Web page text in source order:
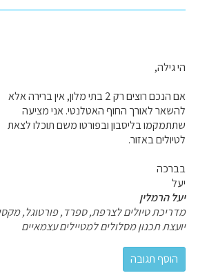
הי גילה,
אם הנכם רוצים רק 2 בתי מלון, אין ברירה אלא
להשאר לאורך החוף האטלנטי. אני מציעה
שתתמקמו בליסבון ובפורטו משם תוכלו לצאת
לטיולים באזור.
בברכה
יעל
יעל הרמלין
מדריכת טיולים לצרפת, ספרד, פורטוגל,
יועצת תכנון מסלולים למטיילים עצמאיים